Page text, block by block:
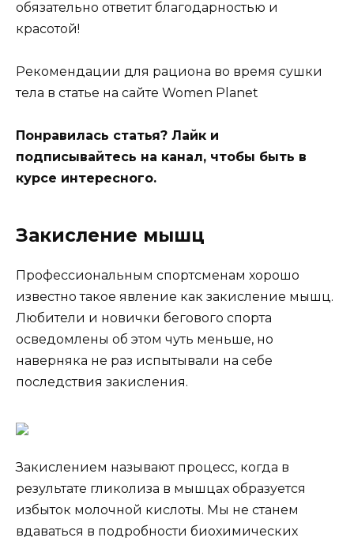
обязательно ответит благодарностью и
красотой!
Рекомендации для рациона во время сушки
тела в статье на сайте Women Planet
Понравилась статья? Лайк и
подписывайтесь на канал, чтобы быть в
курсе интересного.
Закисление мышц
Профессиональным спортсменам хорошо
известно такое явление как закисление мышц.
Любители и новички бегового спорта
осведомлены об этом чуть меньше, но
наверняка не раз испытывали на себе
последствия закисления.
Закислением называют процесс, когда в
результате гликолиза в мышцах образуется
избыток молочной кислоты. Мы не станем
вдаваться в подробности биохимических